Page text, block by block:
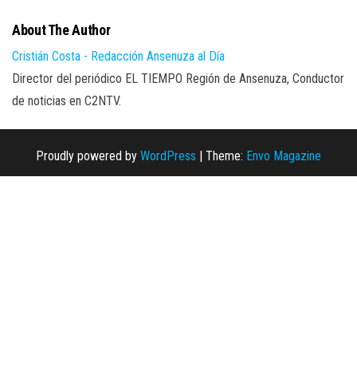
About The Author
Cristián Costa - Redacción Ansenuza al Día
Director del periódico EL TIEMPO Región de Ansenuza, Conductor
de noticias en C2NTV.
Proudly powered by WordPress Theme: Envo Magazine